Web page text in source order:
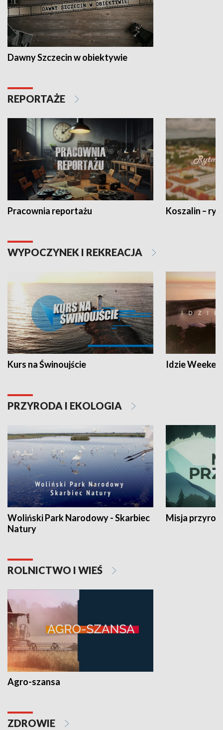
Dawny Szczecin w obiektywie
REPORTAŻE
Pracownia reportażu Koszalin –
WYPOCZYNEK I REKREACJA
Kurs na Świnoujście Idzie
PRZYRODA I EKOLOGIA
Woliński Park Narodowy - Skarbiec
Natury
Misja
ROLNICTWO I WIEŚ
Agro-szansa
ZDROWIE